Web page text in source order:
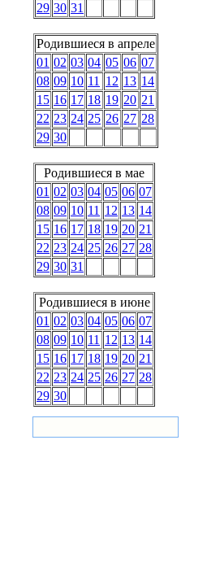
29 30 31
Родившиеся в апреле
01 02 03 04 05 06 07
08 09 10 11 12 13 14
15 16 17 18 19 20 21
22 23 24 25 26 27 28
29 30
Родившиеся в мае
01 02 03 04 05 06 07
08 09 10 11 12 13 14
15 16 17 18 19 20 21
22 23 24 25 26 27 28
29 30 31
Родившиеся в июне
01 02 03 04 05 06 07
08 09 10 11 12 13 14
15 16 17 18 19 20 21
22 23 24 25 26 27 28
29 30